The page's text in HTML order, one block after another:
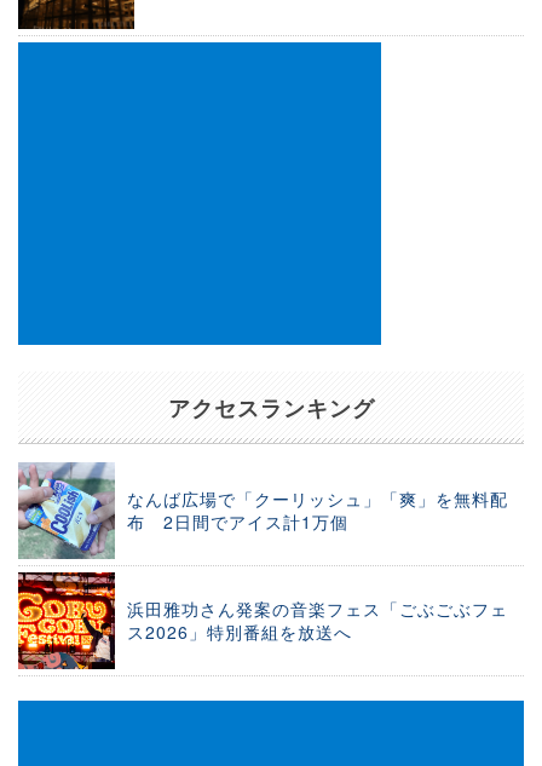
アクセスランキング
なんば広場で「クーリッシュ」「爽」を無料配
布 2日間でアイス計1万個
浜田雅功さん発案の音楽フェス「ごぶごぶフェ
ス2026」特別番組を放送へ